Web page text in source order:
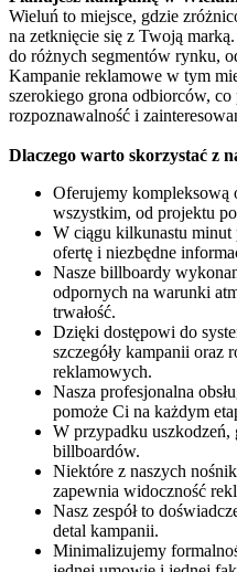
Wieluń to miejsce, gdzie
na zetknięcie się z Twoją
do różnych segmentów rynku,
Kampanie reklamowe w tym
szerokiego grona odbiorców, co
rozpoznawalność i
Dlaczego warto skorzystać z
Oferujemy kompleksową
wszystkim, od projektu
W ciągu kilkunastu minut
ofertę i niezbędne
Nasze billboardy
odpornych na warunki
trwałość.
Dzięki dostępowi do
szczegóły kampanii oraz
reklamowych.
Nasza profesjonalna
pomoże Ci na każdym
W przypadku uszkodzeń,
billboardów.
Niektóre z naszych
zapewnia widoczność
Nasz zespół to
detal kampanii.
Minimalizujemy